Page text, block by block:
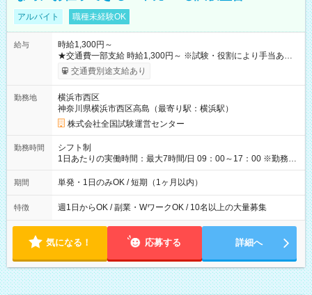
アルバイト 職種未経験OK
給与
時給1,300円～
★交通費一部支給 時給1,300円～ ※試験・役割により手当あり
※勤務回数により昇給あり 【即給（前払い）オプションあ
り！】 希望される場合、勤務から1週間ほどで給与の一部を受け
例】 ・河合塾模擬試験 8:30～17:30（休憩1時間） 時給1,300円
×8時間＝日収10,400円＋交通費 ※当日の役割により時給＋100
円の場合あり ・国家試験 7:00～13:30（休憩なし） 時給1,300
円（役割手当＋100円）×6時間＝日収8,400円＋交通費 【試用期
間】試用期間なし
交通費別途支給あり
勤務地
横浜市西区
神奈川県横浜市西区高島（最寄り駅：横浜駅）
株式会社全国試験運営センター
勤務時間
シフト制
1日あたりの実働時間：最大7時間/日 09：00～17：00 ※勤務時
間は 試験により異なります。
期間 単発・1日のみOK / 短期（1ヶ月以内）
特徴 週1日からOK / 副業・WワークOK / 10名以上の大量募集
気になる！ 応募する 詳細へ